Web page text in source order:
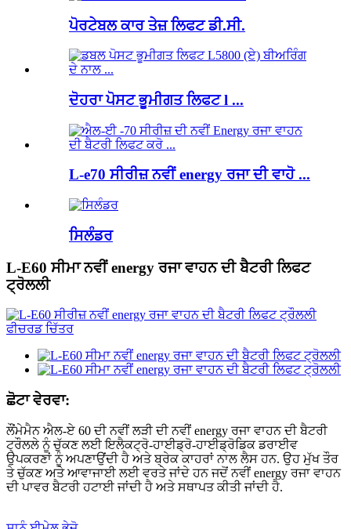
ਪੋਰਟੇਬਲ ਕਾਰ ਤੇਜ਼ ਲਿਫਟ ਡੀ.ਸੀ.
ਦੋਹਰਾ ਪੋਸਟ ਭੂਮੀਗਤ ਲਿਫਟ l ...
L-e70 ਸੀਰੀਜ਼ ਨਵੀਂ energy ਰਜਾ ਦੀ ਵਾਹੋ ...
ਸਿਲੰਡਰ
L-E60 ਸੀਮਾ ਨਵੀਂ energy ਰਜਾ ਵਾਹਨ ਦੀ ਬੈਟਰੀ ਲਿਫਟ
ਟ੍ਰੋਲਲੀ
ਛੋਟਾ ਵੇਰਵਾ:
ਲੌਂਮੇਮੈਨ ਐਲ-ਏ 60 ਦੀ ਨਵੀਂ ਲੜੀ ਦੀ ਨਵੀਂ energy ਰਜਾ ਵਾਹਨ ਦੀ ਬੈਟਰੀ
ਟ੍ਰੌਲਲੇ ਨੂੰ ਚੁੱਕਣ ਲਈ ਇਲੈਕਟ੍ਰੋ-ਹਾਈਡ੍ਰੋ-ਹਾਈਡ੍ਰੋਡਿਕ ਡਰਾਈਵ
ਉਪਕਰਣਾਂ ਨੂੰ ਅਪਣਾਉਂਦੀ ਹੈ ਅਤੇ ਬ੍ਰੇਕ ਕਾਹਰਾਂ ਨਾਲ ਲੈਸ ਹਨ. ਉਹ ਮੁੱਖ ਤੌਰ
ਤੇ ਚੁੱਕਣ ਅਤੇ ਆਵਾਜਾਈ ਲਈ ਵਰਤੇ ਜਾਂਦੇ ਹਨ ਜਦੋਂ ਨਵੀਂ energy ਰਜਾ ਵਾਹਨ
ਦੀ ਪਾਵਰ ਬੈਟਰੀ ਹਟਾਈ ਜਾਂਦੀ ਹੈ ਅਤੇ ਸਥਾਪਤ ਕੀਤੀ ਜਾਂਦੀ ਹੈ.